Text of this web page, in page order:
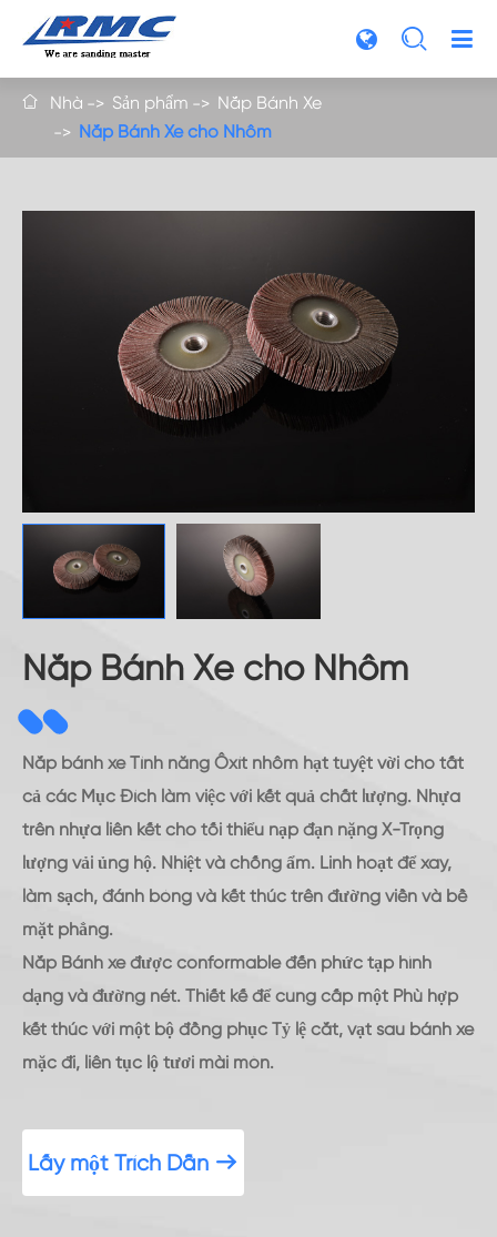

 Nhà Sản phẩm
Nắp Bánh Xe
Nắp Bánh Xe cho Nhôm
Nắp Bánh Xe cho Nhôm
Nắp bánh xe Tính năng Ôxít nhôm hạt tuyệt vời cho tất
cả các Mục Đích làm việc với kết quả chất lượng. Nhựa
trên nhựa liên kết cho tối thiểu nạp đạn nặng X-Trọng
lượng vải ủng hộ. Nhiệt và chống ẩm. Linh hoạt để xay,
làm sạch, đánh bóng và kết thúc trên đường viền và bề
mặt phẳng.
Nắp Bánh xe được conformable đến phức tạp hình
dạng và đường nét. Thiết kế để cung cấp một Phù hợp
kết thúc với một bộ đồng phục Tỷ lệ cắt, vạt sau bánh xe
mặc đi, liên tục lộ tươi mài mòn.
Lấy một Trích Dẫn 